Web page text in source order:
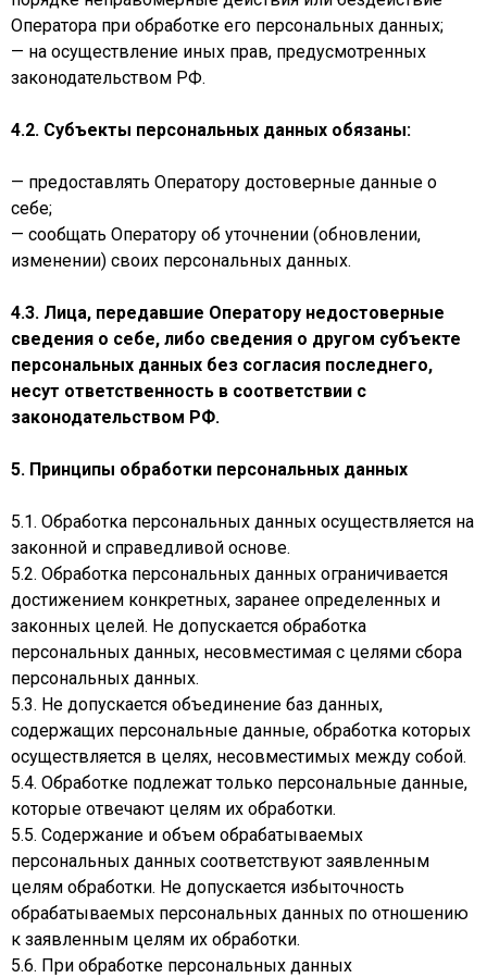
Оператора при обработке его персональных данных;
— на осуществление иных прав, предусмотренных
законодательством РФ.
4.2. Субъекты персональных данных обязаны:
— предоставлять Оператору достоверные данные о
себе;
— сообщать Оператору об уточнении (обновлении,
изменении) своих персональных данных.
4.3. Лица, передавшие Оператору недостоверные
сведения о себе, либо сведения о другом субъекте
персональных данных без согласия последнего,
несут ответственность в соответствии с
законодательством РФ.
5. Принципы обработки персональных данных
5.1. Обработка персональных данных осуществляется на
законной и справедливой основе.
5.2. Обработка персональных данных ограничивается
достижением конкретных, заранее определенных и
законных целей. Не допускается обработка
персональных данных, несовместимая с целями сбора
персональных данных.
5.3. Не допускается объединение баз данных,
содержащих персональные данные, обработка которых
осуществляется в целях, несовместимых между собой.
5.4. Обработке подлежат только персональные данные,
которые отвечают целям их обработки.
5.5. Содержание и объем обрабатываемых
персональных данных соответствуют заявленным
целям обработки. Не допускается избыточность
обрабатываемых персональных данных по отношению
к заявленным целям их обработки.
5.6. При обработке персональных данных